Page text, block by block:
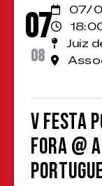
07
08
07/
Juiz
V Festa
Fora @